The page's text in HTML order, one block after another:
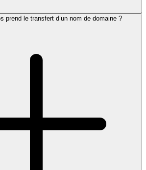
prend le transfert d’un nom de domaine ?